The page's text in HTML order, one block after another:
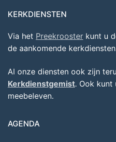
KERKDIENSTEN
Via het Preekrooster kunt u
de aankomende
Al onze diensten ook zijn
Kerkdienstgemist. Ook kunt
meebeleven.
AGENDA